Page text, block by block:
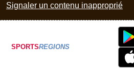
Signaler un contenu inapproprié
SPORTSREGIONS